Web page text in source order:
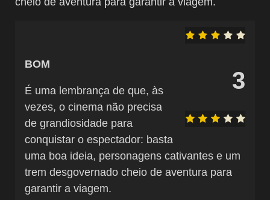
3
BOM
É uma lembrança de que, às
vezes, o cinema não precisa
de grandiosidade para
conquistar o espectador: basta
uma boa ideia, personagens cativantes e um
trem desgovernado cheio de aventura para
garantir a viagem.